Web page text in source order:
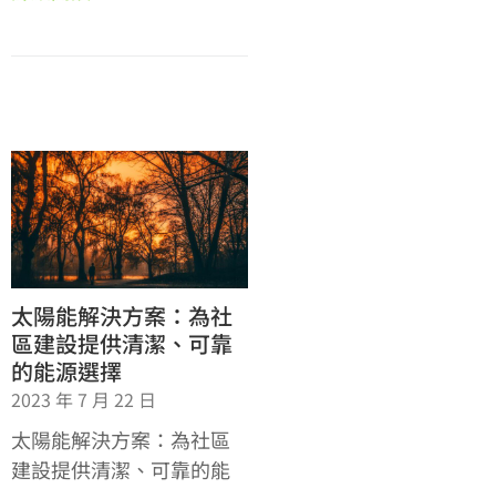
太陽能解決方案：為社
區建設提供清潔、可靠
的能源選擇
2023 年 7 月 22 日
太陽能解決方案：為社區
建設提供清潔、可靠的能